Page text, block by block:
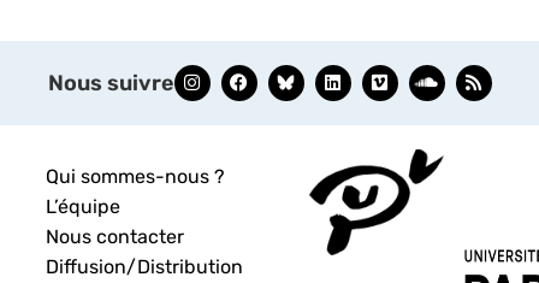
Nous suivre
Qui sommes-nous ?
L’équipe
Nous contacter
Diffusion/Distribution